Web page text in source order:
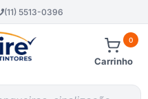
(11) 5513-0396
Carrinho
0